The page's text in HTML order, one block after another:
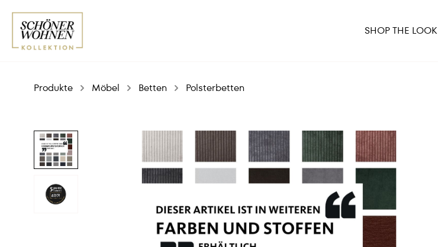
SHOP THE LOOK
Produkte Möbel Betten Polsterbetten